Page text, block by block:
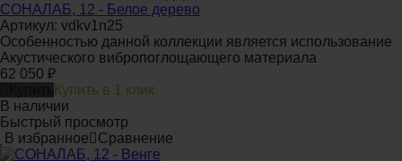
СОНАЛАБ, 12 - Белое дерево
Артикул: vdkv1n25
Особенностью данной коллекции является использование
Акустического вибропоглощающего материала
62 050 ₽
Купить в 1 клик
В наличии
Быстрый просмотр
В избранное
Сравнение